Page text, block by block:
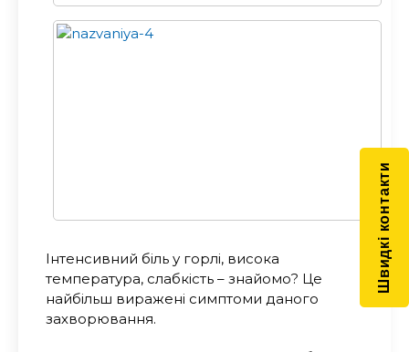
Інтенсивний біль у горлі, висока
температура, слабкість – знайомо? Це
найбільш виражені симптоми даного
захворювання.
Швидкі контакти